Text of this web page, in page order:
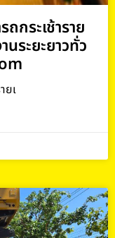
ถกระเช้าราย
ระยะยาวทั่ว
ยเ